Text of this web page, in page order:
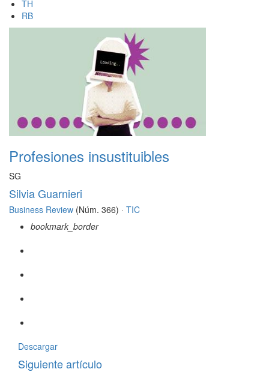
TH
RB
Profesiones insustituibles
SG
Silvia Guarnieri
Business Review (Núm. 366) · TIC
bookmark_border
Descargar
Siguiente artículo